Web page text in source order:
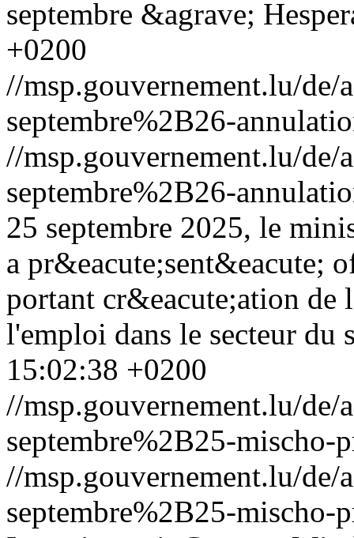
septembre &agrave;
+0200
//msp.gouvernement.lu/
septembre%2B26-
//msp.gouvernement.lu/
septembre%2B26-
25 septembre 2025, le
a pr&eacute;sent&eacute;
portant cr&eacute;ation
l'emploi dans le secteur du
15:02:38 +0200
//msp.gouvernement.lu/
septembre%2B25-
//msp.gouvernement.lu/
septembre%2B25-